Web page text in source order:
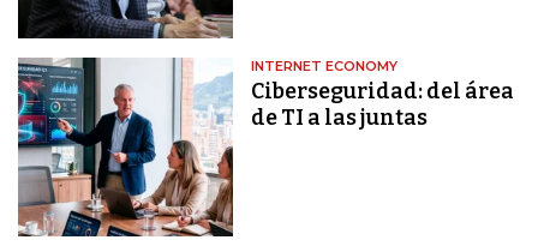
INTERNET ECONOMY
Ciberseguridad: del área
de TI a las juntas